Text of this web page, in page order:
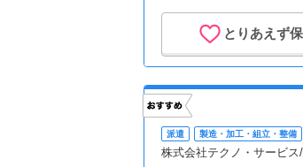
とりあえず
派遣 製造・加工・組立・整備
株式会社テクノ・サービス